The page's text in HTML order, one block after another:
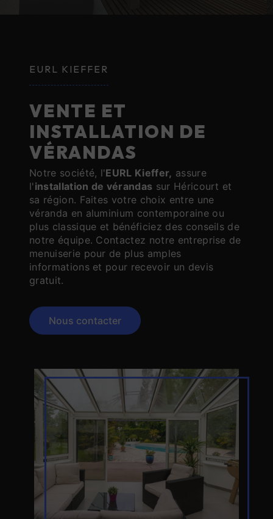
EURL KIEFFER
VENTE ET
INSTALLATION DE
VÉRANDAS
Notre société, l'EURL Kieffer, assure
l'installation de vérandas sur Héricourt et
sa région. Faites votre choix entre une
véranda en aluminium contemporaine ou
plus classique et bénéficiez des conseils de
notre équipe. Contactez notre entreprise de
menuiserie pour de plus amples
informations et pour recevoir un devis
gratuit.
Nous contacter